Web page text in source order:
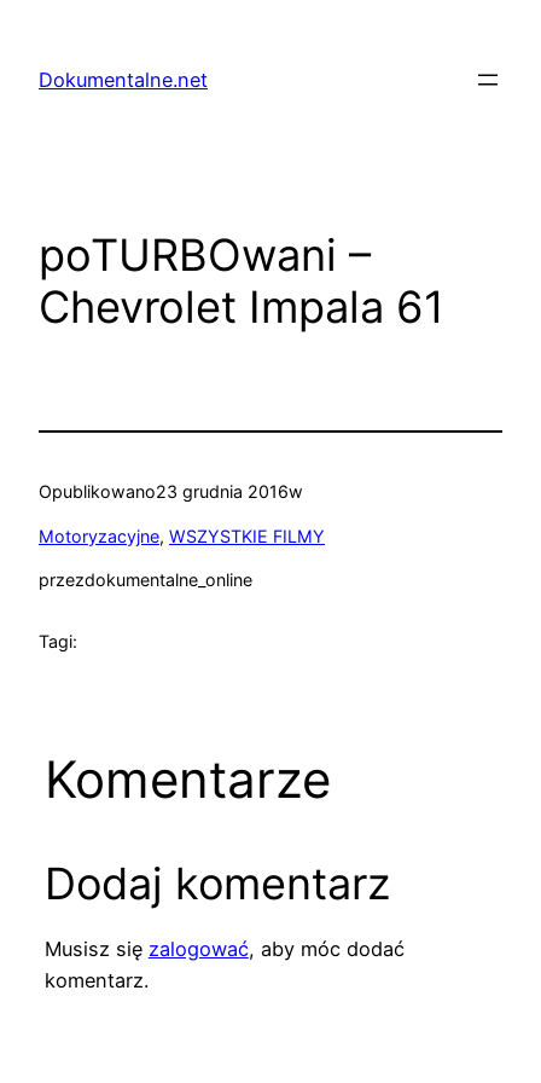
treściDokumentalne.net
poTURBOwani –
Chevrolet Impala 61
Opublikowano23 grudnia 2016w
Motoryzacyjne, WSZYSTKIE FILMY
przezdokumentalne_online
Tagi:
Komentarze
Dodaj komentarz
Musisz się zalogować, aby móc dodać
komentarz.